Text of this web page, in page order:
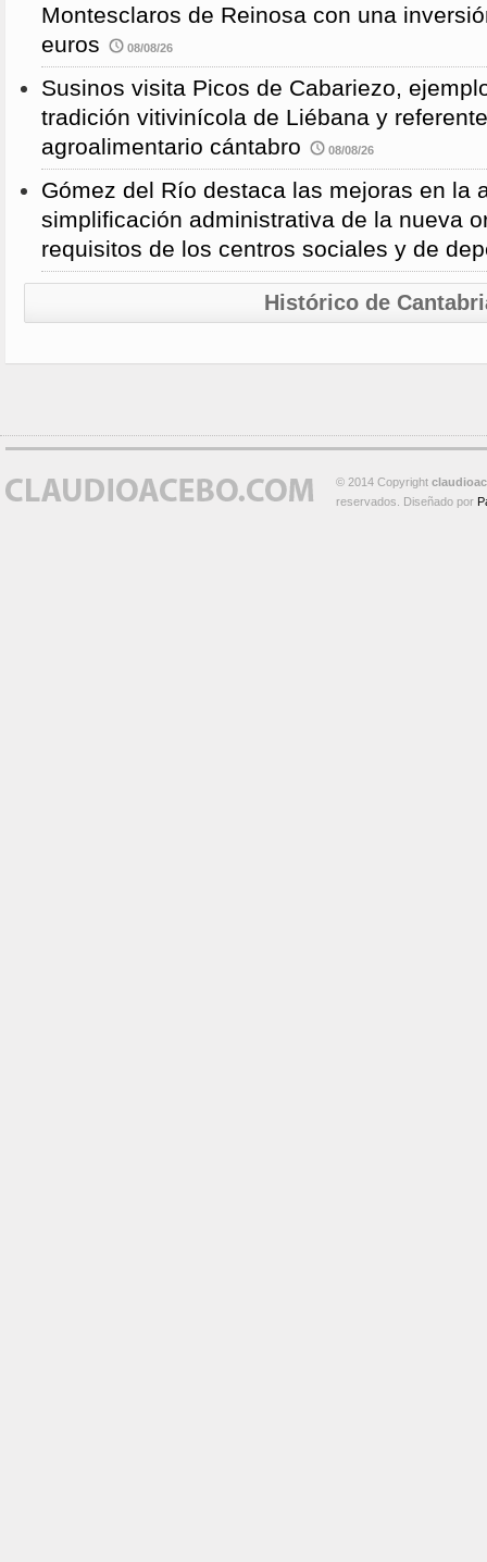
Montesclaros de Reinosa con una
euros
08/08/26
Susinos visita Picos de Cabariezo,
tradición vitivinícola de Liébana y
agroalimentario cántabro
08/08/26
Gómez del Río destaca las mejoras en la
simplificación administrativa de la nueva
requisitos de los centros sociales y de
Histórico de
© 2014 Copyright
reservados. Diseñado por